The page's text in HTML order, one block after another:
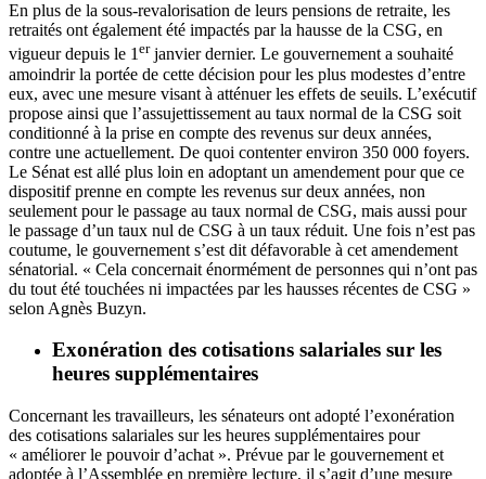
En plus de la sous-revalorisation de leurs pensions de retraite, les
retraités ont également été impactés par la hausse de la CSG, en
vigueur depuis le 1erjanvier dernier. Le gouvernement a souhaité
amoindrir la portée de cette décision pour les plus modestes d’entre
eux, avec une mesure visant à atténuer les effets de seuils. L’exécutif
propose ainsi que l’assujettissement au taux normal de la CSG soit
conditionné à la prise en compte des revenus sur deux années,
contre une actuellement. De quoi contenter environ 350 000 foyers.
Le Sénat est allé plus loin en adoptant un amendement pour que ce
dispositif prenne en compte les revenus sur deux années, non
seulement pour le passage au taux normal de CSG, mais aussi pour
le passage d’un taux nul de CSG à un taux réduit. Une fois n’est pas
coutume, le gouvernement s’est dit défavorable à cet amendement
sénatorial. « Cela concernait énormément de personnes qui n’ont pas
du tout été touchées ni impactées par les hausses récentes de CSG »
selon Agnès Buzyn.
Exonération des cotisations salariales sur les
heures supplémentaires
Concernant les travailleurs, les sénateurs ont adopté l’exonération
des cotisations salariales sur les heures supplémentaires pour
« améliorer le pouvoir d’achat ». Prévue par le gouvernement et
adoptée à l’Assemblée en première lecture, il s’agit d’une mesure